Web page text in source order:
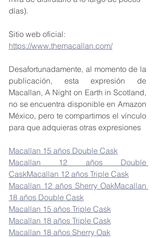
días).
Sitio web oficial:
https://www.themacallan.com/
Desafortunadamente, al momento de la
publicación, esta expresión de
Macallan, A Night on Earth in Scotland,
no se encuentra disponible en Amazon
México, pero te compartimos el vínculo
para que adquieras otras expresiones
Macallan 15 años Double Cask
Macallan 12 años Double
CaskMacallan 12 años Triple Cask
Macallan 12 años Sherry OakMacallan
18 años Double Cask
Macallan 15 años Triple Cask
Macallan 18 años Triple Cask
Macallan 18 años Sherry Oak